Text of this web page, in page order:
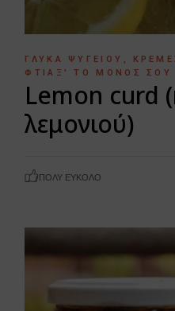
ΓΛΥΚΆ ΨΥΓΕΊΟΥ
ΦΤΙΆΞ' ΤΟ ΜΌΝΟΣ ΣΟΥ
Lemon curd
λεμονιού)
ΠΟΛΎ ΕΎΚΟΛΟ